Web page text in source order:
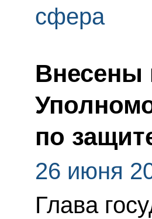
сфера
Внесены
по
26 июня
Глава